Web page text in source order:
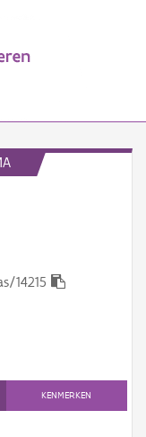
14215
KENMERKEN